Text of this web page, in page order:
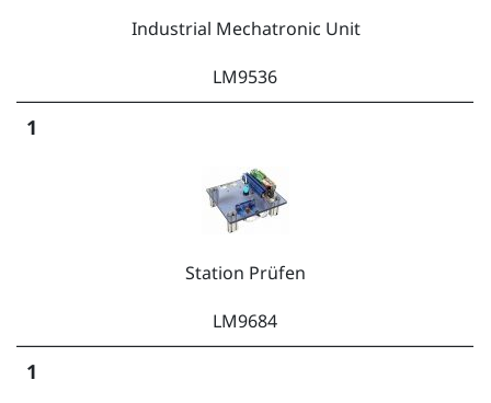
Industrial Mechatronic Unit
LM9536
1
Station Prüfen
LM9684
1